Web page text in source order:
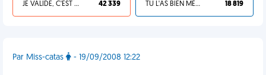
JE VALIDE, C'EST UNE VDM 42 339 TU L'AS BIEN MÉRITÉ 18 819
Par Miss-catas - 19/09/2008 12:22